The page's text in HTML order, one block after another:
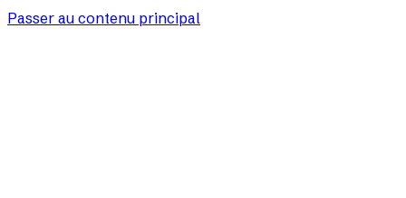
Passer au contenu principal